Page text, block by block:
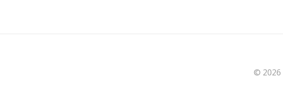
© 2026